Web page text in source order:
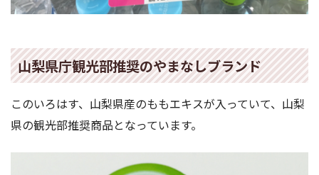
山梨県庁観光部推奨のやまなしブランド
このいろはす、山梨県産のももエキスが入っていて、山梨
県の観光部推奨商品となっています。